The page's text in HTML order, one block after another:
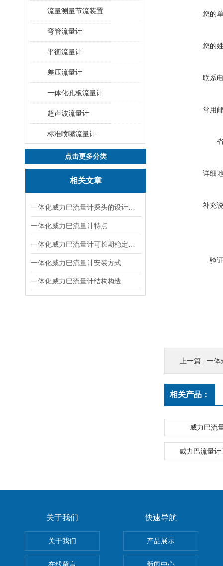
流量测量节流装置
弯管流量计
平衡流量计
差压流量计
一体化孔板流量计
超声波流量计
标准喷嘴流量计
点击更多分类
相关文章
一体化威力巴流量计特点
一体化威力巴流量计安装方式
一体化威力巴流量计结构构造
您的
您的
联系
常用
详细
补充
验
上一篇 : 一体
相关产品：
威力巴流
威力巴流量
关于我们
关于我们
在线留言
快速导航
产品展示
新闻中心